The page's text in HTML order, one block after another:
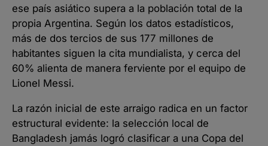
ese país asiático supera a la población total de la
propia Argentina. Según los datos estadísticos,
más de dos tercios de sus 177 millones de
habitantes siguen la cita mundialista, y cerca del
60% alienta de manera ferviente por el equipo de
Lionel Messi.
La razón inicial de este arraigo radica en un factor
estructural evidente: la selección local de
Bangladesh jamás logró clasificar a una Copa del